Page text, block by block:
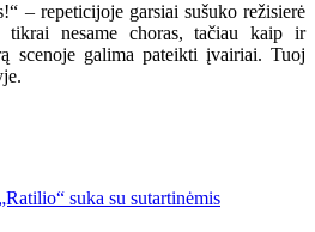
– repeticijoje garsiai sušuko režisierė
nesame choras, tačiau kaip ir
scenoje galima pateikti įvairiai. Tuoj
suka su sutartinėmis